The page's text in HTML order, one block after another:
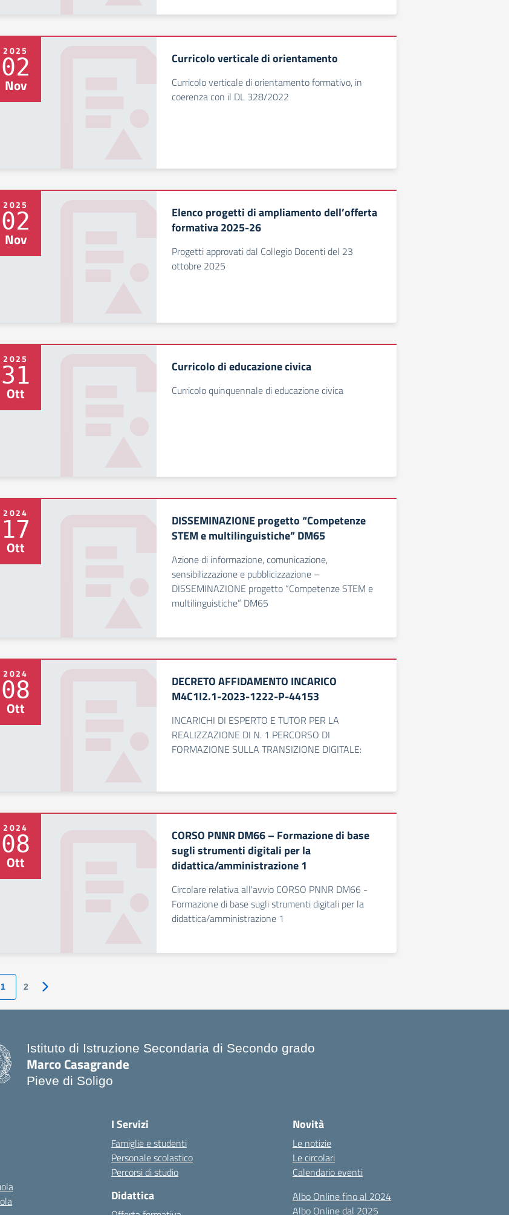
2025
02
Nov
Curricolo verticale di orientamento
Curricolo verticale di orientamento formativo, in
coerenza con il DL 328/2022
2025
02
Nov
Elenco progetti di ampliamento dell’offerta
formativa 2025-26
Progetti approvati dal Collegio Docenti del 23
ottobre 2025
2025
31
Ott
Curricolo di educazione civica
Curricolo quinquennale di educazione civica
2024
17
Ott
DISSEMINAZIONE progetto “Competenze
STEM e multilinguistiche” DM65
Azione di informazione, comunicazione,
sensibilizzazione e pubblicizzazione –
DISSEMINAZIONE progetto “Competenze STEM e
multilinguistiche” DM65
2024
08
Ott
DECRETO AFFIDAMENTO INCARICO
M4C1I2.1-2023-1222-P-44153
INCARICHI DI ESPERTO E TUTOR PER LA
REALIZZAZIONE DI N. 1 PERCORSO DI
FORMAZIONE SULLA TRANSIZIONE DIGITALE:
2024
08
Ott
CORSO PNNR DM66 – Formazione di base
sugli strumenti digitali per la
didattica/amministrazione 1
Circolare relativa all'avvio CORSO PNNR DM66 -
Formazione di base sugli strumenti digitali per la
didattica/amministrazione 1
1 2 Pagina successiva
Istituto di Istruzione Secondaria di Secondo grado
Marco Casagrande
Pieve di Soligo
I Servizi
Famiglie e studenti
Personale scolastico
Percorsi di studio
Didattica
Novità
Le notizie
Le circolari
Calendario eventi
Albo Online fino al 2024
Albo Online dal 2025